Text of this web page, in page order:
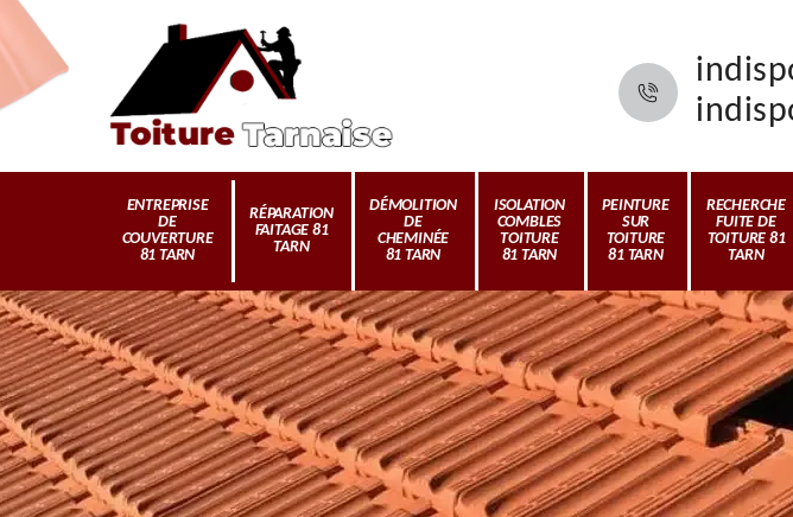
ENTREPRISE
DE
COUVERTURE
81 TARN
RÉPARATION
FAITAGE 81
TARN
DÉMOLITION
DE
CHEMINÉE
81 TARN
ISOLATION
COMBLES
TOITURE
81 TARN
PEINTURE
SUR
TOITURE
81 TARN
RECHERCHE
FUITE DE
TOITURE 81
TARN